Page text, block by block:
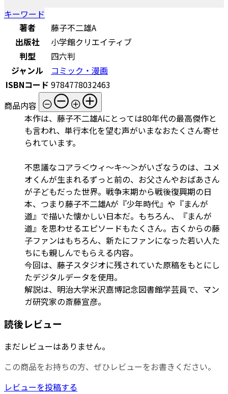
キーワード
著者
藤子不二雄A
出版社
小学館クリエイティブ
判型
四六判
ジャンル
コミック・漫画
ISBNコード 9784778032463
商品内容
本作は、藤子不二雄Aにとっては80年代の最高傑作と
も言われ、単行本化を望む声がいまなおたくさん寄せ
られています。
不思議なコアラ＜ウィ～キ～＞がいざなうのは、ユメ
オくんが生まれるずっと前の、お父さんやおばあさん
が子どもだった世界。戦争末期から戦後復興期の日
本、つまり藤子不二雄Aが『少年時代』や『まんが
道』で描いた懐かしい日本だ。もちろん、『まんが
道』を思わせるエピソードもたくさん。古くからの藤
子ファンはもちろん、新たにファンになった若い人た
ちにも親しんでもらえる内容。
今回は、藤子スタジオに残されていた原稿をもとにし
たデジタルデータを使用。
解説は、明治大学米沢嘉博記念図書館学芸員で、マン
ガ研究家の斎藤宣彦。
読後レビュー
まだレビューはありません。
この商品をお持ちの方、ぜひレビューをお書きください。
レビューを投稿する